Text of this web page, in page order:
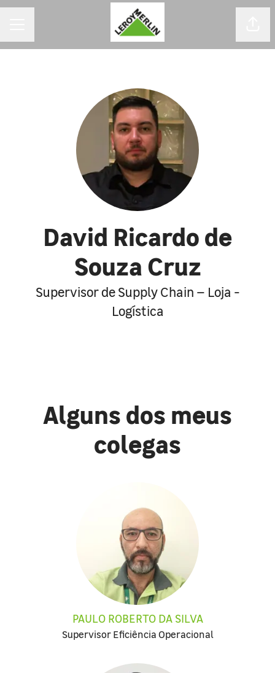
David Ricardo de
Souza Cruz
Supervisor de Supply Chain – Loja -
Logística
Alguns dos meus
colegas
PAULO ROBERTO DA SILVA
Supervisor Eficiência Operacional